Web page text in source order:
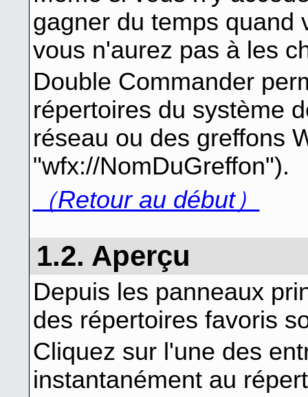
gagner du temps quand
vous n'aurez pas à les
Double Commander
répertoires du système
réseau ou des greffons
"wfx://NomDuGreffon").
（Retour au début）
1.2. Aperçu
Depuis les panneaux
des répertoires favoris
Cliquez sur l'une des
instantanément au